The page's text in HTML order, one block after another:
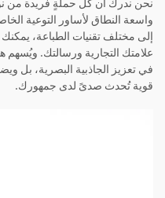
واسعة النطاق لأساور التوعية
إلى مختلف تقنيات الطباعة،
علامتك التجارية ورسالتك.
في تعزيز الجاذبية البصرية، بل
قوية تُحدث صدىً لدى جمهورك.